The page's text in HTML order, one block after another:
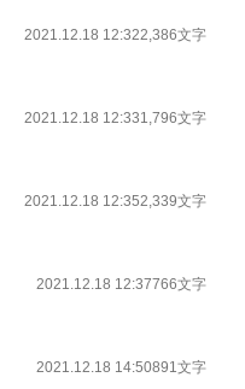
2021.12.18 12:322,386文字
2021.12.18 12:331,796文字
2021.12.18 12:352,339文字
2021.12.18 12:37766文字
2021.12.18 14:50891文字